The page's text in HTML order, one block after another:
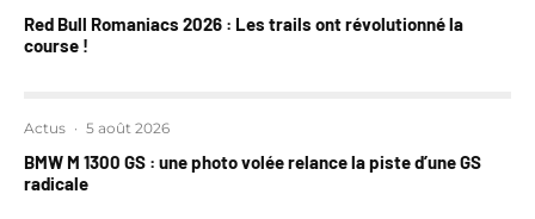
Red Bull Romaniacs 2026 : Les trails ont révolutionné la
course !
Actus · 5 août 2026
BMW M 1300 GS : une photo volée relance la piste d’une GS
radicale